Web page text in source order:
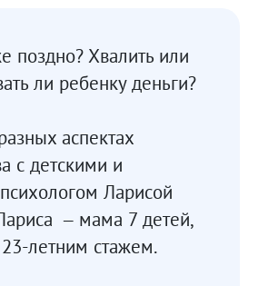
поздно? Хвалить или
ли ребенку деньги?
аспектах
с детскими и
Ларисой
– мама 7 детей,
летним стажем.